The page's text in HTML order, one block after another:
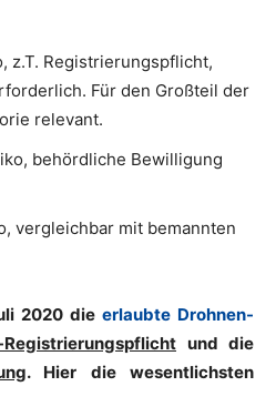
z.T. Registrierungspflicht,
Für den Großteil der
relevant.
behördliche Bewilligung
vergleichbar mit bemannten
2020 die erlaubte Drohnen-
Registrierungspflicht und die
. Hier die wesentlichsten